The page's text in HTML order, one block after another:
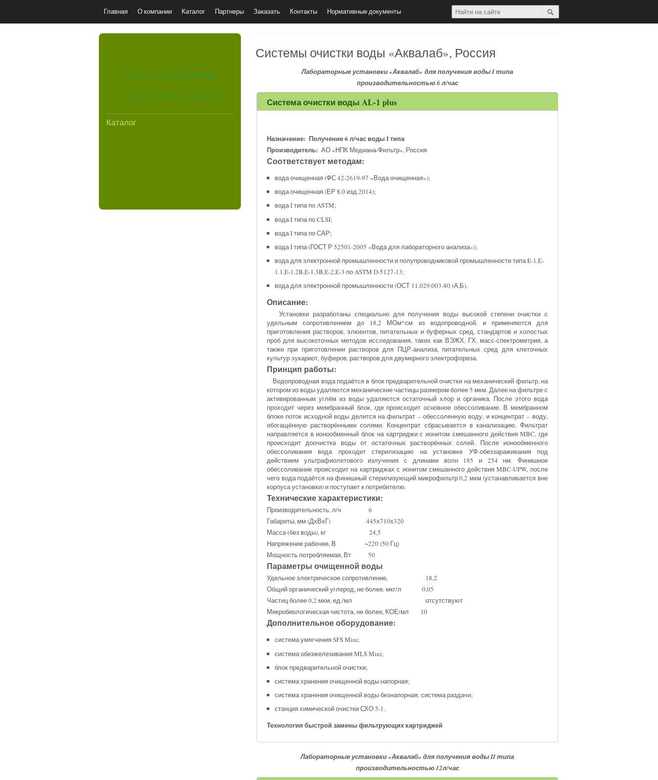
Главная О компании Каталог Партнеры Заказать Контакты Нормативные документы
620144, г. Екатеринбург
(343) 212-09-61, 212-09-94
Каталог
Системы очистки воды «Аквалаб», Россия
Лабораторные установки «Аквалаб» для получения воды I типа
производительностью 6 л/час
Система очистки воды AL-1 plus
Назначение: Получение 6 л/час водыIтипа
Производитель: АО «НПК Медиана-Фильтр», Россия
Соответствует методам:
вода очищенная (ФС 42-2619-97 «Вода очищенная»);
вода очищенная (ЕР 8.0 изд.2014);
вода I типа по ASTM;
вода I типа по CLSI;
вода I типа по САР;
вода I типа (ГОСТ Р 52501-2005 «Вода для лабораторного анализа»);
вода для электронной промышленности и полупроводниковой промышленности типа E-1,E-
1.1,E-1.2B,E-1.3B,E-2,E-3 по ASTM D-5127-13;
вода для электронной промышленности (ОСТ 11.029.003-80 (А,Б).
Описание:
Установки разработаны специально для получения воды высокой степени очистки с
удельным сопротивлением до 18,2 МОм*см из водопроводной, и применяются для
приготовления растворов, элюентов, питательных и буферных сред, стандартов и холостых
проб для высокоточных методов исследования, таких как ВЭЖХ, ГХ, масс-спектрометрия, а
также при приготовлении растворов для ПЦР-анализа, питательных сред для клеточных
культур эукариот, буферов, растворов для двумерного электрофореза.
Принцип работы:
Водопроводная вода подаётся в блок предварительной очистки на механический фильтр, на
котором из воды удаляются механические частицы размером более 5 мкм. Далее на фильтре с
активированным углём из воды удаляются остаточный хлор и органика. После этого вода
проходит через мембранный блок, где происходит основное обессоливание. В мембранном
блоке поток исходной воды делится на фильтрат – обессоленную воду, и концентрат – воду,
обогащённую растворёнными солями. Концентрат сбрасывается в канализацию. Фильтрат
направляется в ионообменный блок на картриджи с ионитом смешанного действия MBC, где
происходит доочистка воды от остаточных растворённых солей. После ионообменного
обессоливания вода проходит стерилизацию на установке УФ-обеззараживания под
действием ультрафиолетового излучения с длинами волн 185 и 254 нм. Финишное
обессоливание происходит на картриджах с ионитом смешанного действия MBC-UPW, после
чего вода подаётся на финишный стерилизующий микрофильтр 0,2 мкм (устанавливается вне
корпуса установки) и поступает к потребителю.
Технические характеристики:
Производительность, л/ч 6
Габариты, мм (ДхВхГ) 445х710х320
Масса (без воды), кг 24,5
Напряжение рабочее, В ~220 (50 Гц)
Мощность потребляемая, Вт 50
Параметры очищенной воды
Удельное электрическое сопротивление, 18,2
Общий органический углерод, не более, мкг/л 0,05
Частиц более 0,2 мкм, ед./мл отсутствуют
Микробиологическая чистота, не более, КОЕ/мл 10
Дополнительное оборудование:
система умягчения SFS Mini;
система обезжелезивания MLS Mini;
блок предварительной очистки;
система хранения очищенной воды напорная;
система хранения очищенной воды безнапорная; система раздачи;
станция химической очистки СХО 5-1.
Технология быстрой замены фильтрующих картриджей
Лабораторные установки «Аквалаб» для получения водыIIтипа
производительностью12л/час